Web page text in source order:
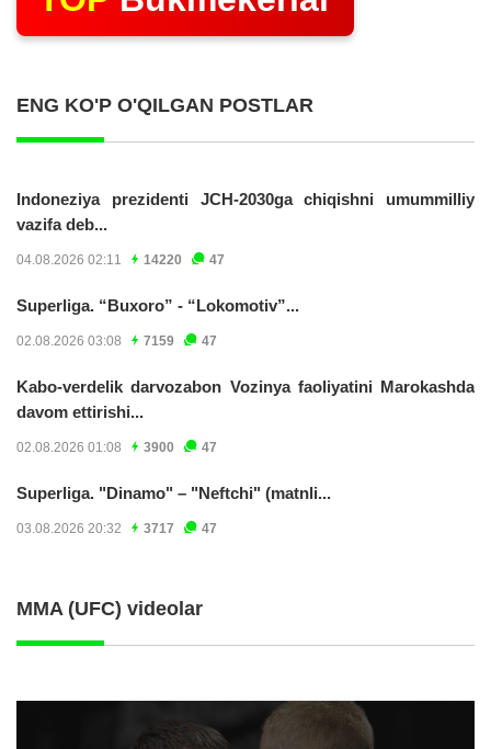
ENG KO'P O'QILGAN POSTLAR
Indoneziya prezidenti JCH-2030ga chiqishni umummilliy
vazifa deb...
04.08.2026 02:11 14220 47
Superliga. “Buxoro” - “Lokomotiv”...
02.08.2026 03:08 7159 47
Kabo-verdelik darvozabon Vozinya faoliyatini Marokashda
davom ettirishi...
02.08.2026 01:08 3900 47
Superliga. "Dinamo" – "Neftchi" (matnli...
03.08.2026 20:32 3717 47
MMA (UFC) videolar